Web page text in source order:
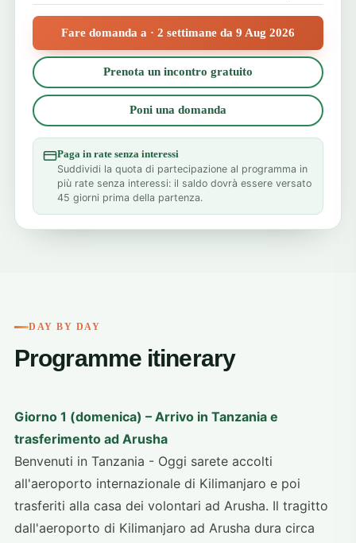
Fare domanda a · 2 settimane da 9 Aug 2026
Prenota un incontro gratuito
Poni una domanda
Paga in rate senza interessi
Suddividi la quota di partecipazione al programma in
più rate senza interessi: il saldo dovrà essere versato
45 giorni prima della partenza.
DAY BY DAY
Programme itinerary
Giorno 1 (domenica) – Arrivo in Tanzania e
trasferimento ad Arusha
Benvenuti in Tanzania - Oggi sarete accolti
all'aeroporto internazionale di Kilimanjaro e poi
trasferiti alla casa dei volontari ad Arusha. Il tragitto
dall'aeroporto di Kilimanjaro ad Arusha dura circa